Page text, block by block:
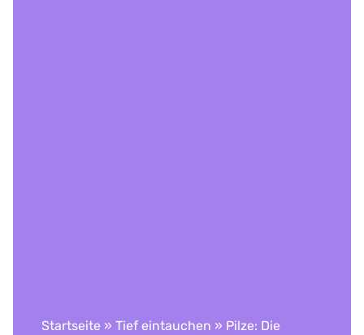
Startseite» Tief eintauchen » Pilze: Die